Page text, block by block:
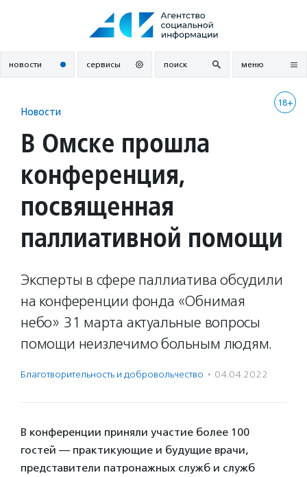
новости сервисы поиск меню
18+
Новости
В Омске прошла
конференция,
посвященная
паллиативной помощи
Эксперты в сфере паллиатива обсудили
на конференции фонда «Обнимая
небо» 31 марта актуальные вопросы
помощи неизлечимо больным людям.
Благотвори­тель­ность и доброволь­чест­во · 04.04.2022
В конференции приняли участие более 100
гостей — практикующие и будущие врачи,
представители патронажных служб и служб